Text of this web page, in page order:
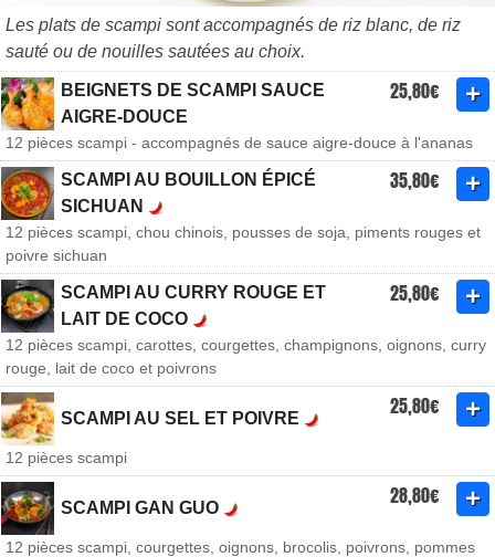
Les plats de scampi sont accompagnés de riz blanc, de riz
sauté ou de nouilles sautées au choix.
BEIGNETS DE SCAMPI SAUCE
AIGRE-DOUCE
25,80€
12 pièces scampi - accompagnés de sauce aigre-douce à l'ananas
SCAMPI AU BOUILLON ÉPICÉ
SICHUAN
35,80€
12 pièces scampi, chou chinois, pousses de soja, piments rouges et
poivre sichuan
SCAMPI AU CURRY ROUGE ET
LAIT DE COCO
25,80€
12 pièces scampi, carottes, courgettes, champignons, oignons, curry
rouge, lait de coco et poivrons
SCAMPI AU SEL ET POIVRE 25,80€
12 pièces scampi
SCAMPI GAN GUO 28,80€
12 pièces scampi, courgettes, oignons, brocolis, poivrons, pommes